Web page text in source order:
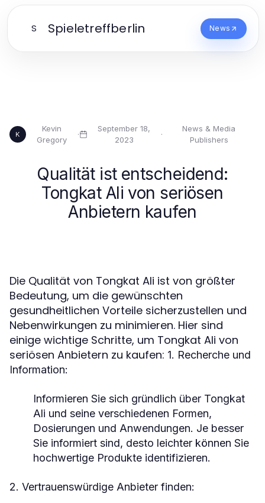
S Spieletreffberlin News
K
Kevin
Gregory
·
September 18,
2023
·
News & Media
Publishers
Qualität ist entscheidend:
Tongkat Ali von seriösen
Anbietern kaufen
Die Qualität von Tongkat Ali ist von größter
Bedeutung, um die gewünschten
gesundheitlichen Vorteile sicherzustellen und
Nebenwirkungen zu minimieren. Hier sind
einige wichtige Schritte, um Tongkat Ali von
seriösen Anbietern zu kaufen: 1. Recherche und
Information:
Informieren Sie sich gründlich über Tongkat
Ali und seine verschiedenen Formen,
Dosierungen und Anwendungen. Je besser
Sie informiert sind, desto leichter können Sie
hochwertige Produkte identifizieren.
2. Vertrauenswürdige Anbieter finden: